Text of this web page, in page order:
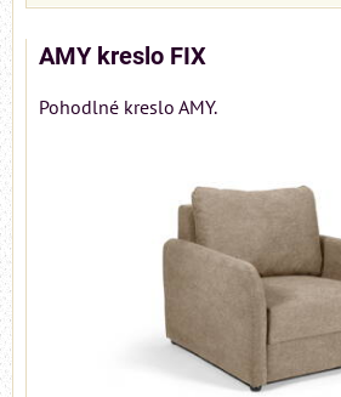
AMY kreslo FIX
Pohodlné kreslo AMY.